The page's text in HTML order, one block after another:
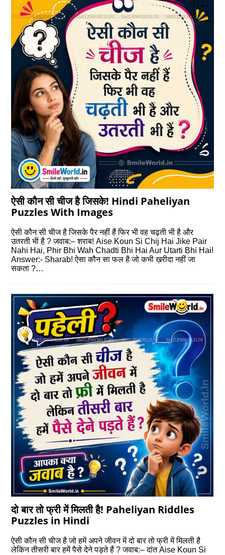
ऐसी कौन सी चीज है जिसके! Hindi Paheliyan
Puzzles With Images
ऐसी कौन सी चीज है जिसके पैर नहीं हैं फिर भी वह चढ़ती भी है और
उतरती भी है ? जवाब:– शराब! Aise Koun Si Chij Hai Jike Pair
Nahi Hai, Phir Bhi Wah Chadti Bhi Hai Aur Utarti Bhi Hai!
Answer:- Sharab! ऐसा कौन सा फल है जो कभी ख़रीदा नहीं जा
सकता ?…
दो बार तो फ्री में मिलती है! Paheliyan Riddles
Puzzles in Hindi
ऐसी कौन सी चीज है जो हमें अपने जीवन में दो बार तो फ्री में मिलती है
लेकिन तीसरी बार हमें पैसे देने पड़ते हैं ? जवाब:– दांत Aise Koun Si